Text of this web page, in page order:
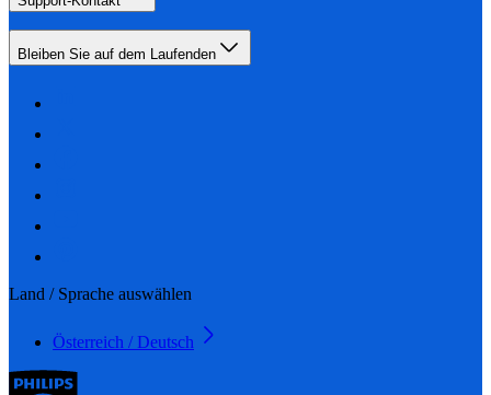
Bleiben Sie auf dem Laufenden
Land / Sprache auswählen
Österreich / Deutsch